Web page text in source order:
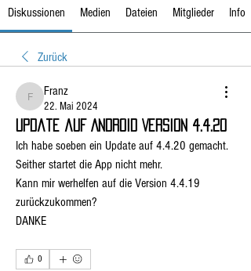
Diskussionen Medien Dateien Mitglieder Info
Zurück
Franz
Franz
22. Mai 2024
Update auf Android Version 4.4.20
Ich habe soeben ein Update auf 4.4.20 gemacht.
Seither startet die App nicht mehr.
Kann mir werhelfen auf die Version 4.4.19
zurückzukommen?
DANKE
0